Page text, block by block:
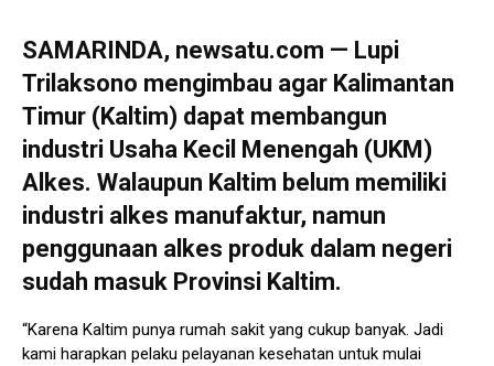
SAMARINDA, newsatu.com — Lupi
Trilaksono mengimbau agar Kalimantan
Timur (Kaltim) dapat membangun
industri Usaha Kecil Menengah (UKM)
Alkes. Walaupun Kaltim belum memiliki
industri alkes manufaktur, namun
penggunaan alkes produk dalam negeri
sudah masuk Provinsi Kaltim.
“Karena Kaltim punya rumah sakit yang cukup banyak. Jadi
kami harapkan pelaku pelayanan kesehatan untuk mulai